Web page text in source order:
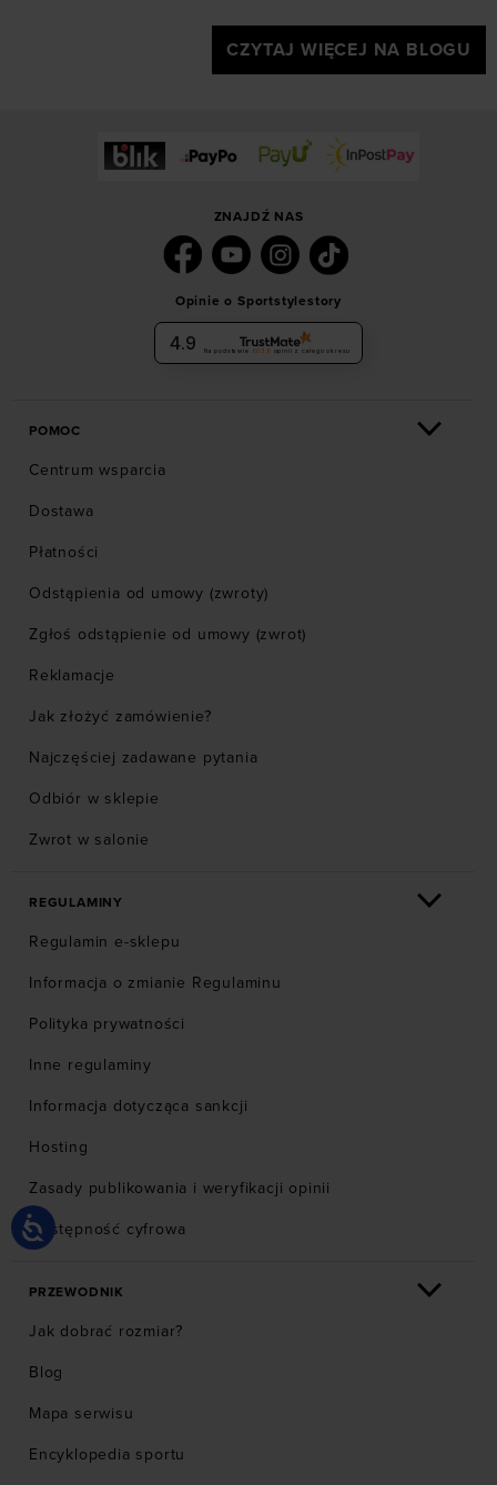
CZYTAJ WIĘCEJ NA BLOGU
ZNAJDŹ NAS
Opinie o Sportstylestory
4.9 Na podstawie 6036 opinii z całego okresu
POMOC
Centrum wsparcia
Dostawa
Płatności
Odstąpienia od umowy (zwroty)
Zgłoś odstąpienie od umowy (zwrot)
Reklamacje
Jak złożyć zamówienie?
Najczęściej zadawane pytania
Odbiór w sklepie
Zwrot w salonie
REGULAMINY
Regulamin e-sklepu
Informacja o zmianie Regulaminu
Polityka prywatności
Inne regulaminy
Informacja dotycząca sankcji
Hosting
Zasady publikowania i weryfikacji opinii
Dostępność cyfrowa
PRZEWODNIK
Jak dobrać rozmiar?
Blog
Mapa serwisu
Encyklopedia sportu